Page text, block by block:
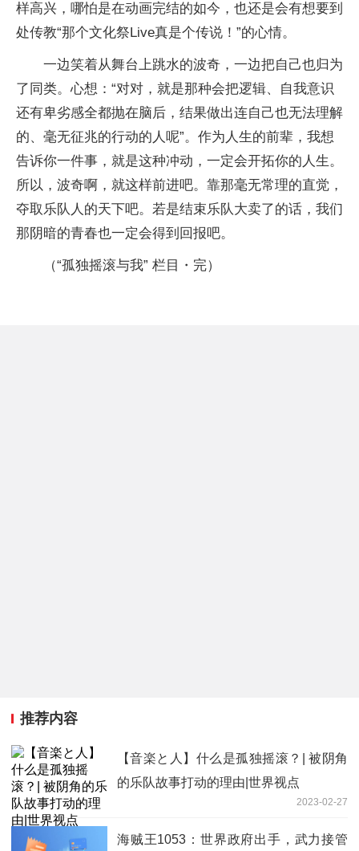
样高兴，哪怕是在动画完结的如今，也还是会有想要到
处传教“那个文化祭Live真是个传说！”的心情。
一边笑着从舞台上跳水的波奇，一边把自己也归为
了同类。心想：“对对，就是那种会把逻辑、自我意识
还有卑劣感全都抛在脑后，结果做出连自己也无法理解
的、毫无征兆的行动的人呢”。作为人生的前辈，我想
告诉你一件事，就是这种冲动，一定会开拓你的人生。
所以，波奇啊，就这样前进吧。靠那毫无常理的直觉，
夺取乐队人的天下吧。若是结束乐队大卖了的话，我们
那阴暗的青春也一定会得到回报吧。
（“孤独摇滚与我” 栏目・完）
推荐内容
【音楽と人】什么是孤独摇滚？| 被阴角
的乐队故事打动的理由|世界视点
2023-02-27
海贼王1053：世界政府出手，武力接管